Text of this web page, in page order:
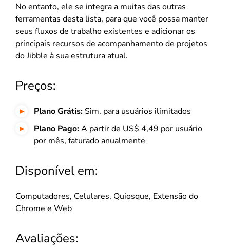
No entanto, ele se integra a muitas das outras
ferramentas desta lista, para que você possa manter
seus fluxos de trabalho existentes e adicionar os
principais recursos de acompanhamento de projetos
do Jibble à sua estrutura atual.
Preços:
Plano Grátis: Sim, para usuários ilimitados
Plano Pago:A partir de US$ 4,49 por usuário
por mês, faturado anualmente
Disponível em:
Computadores, Celulares, Quiosque, Extensão do
Chrome e Web
Avaliações: